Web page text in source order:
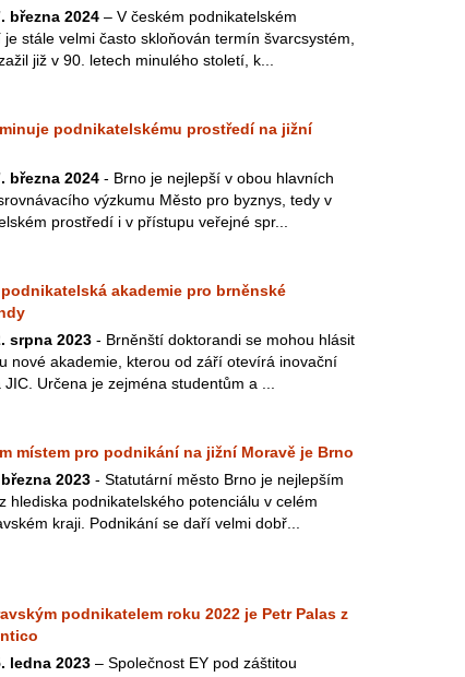
března 2024 – V českém podnikatelském
je stále velmi často skloňován termín švarcsystém,
již v 90. letech minulého století, k...
podnikatelskému prostředí na jižní
března 2024 - Brno je nejlepší v obou hlavních
výzkumu Město pro byznys, tedy v
prostředí i v přístupu veřejné spr...
akademie pro brněnské
srpna 2023 - Brněnští doktorandi se mohou hlásit
nové akademie, kterou od září otevírá inovační
JIC. Určena je zejména studentům a ...
místem pro podnikání na jižní Moravě je Brno
2023 - Statutární město Brno je nejlepším
hlediska podnikatelského potenciálu v celém
kraji. Podnikání se daří velmi dobř...
podnikatelem roku 2022 je Petr Palas z
ledna 2023 – Společnost EY pod záštitou